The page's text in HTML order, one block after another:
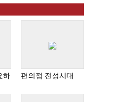
하
편의점 전성시대